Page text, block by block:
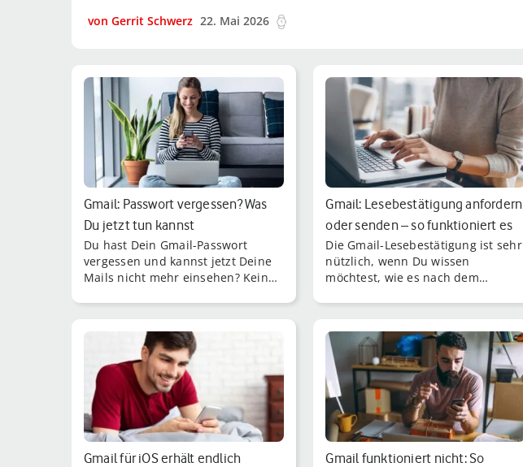
von Gerrit Schwerz 22. Mai 2026
Gmail: Passwort vergessen? Was
Du jetzt tun kannst
Du hast Dein Gmail-Passwort
vergessen und kannst jetzt Deine
Mails nicht mehr einsehen? Keine
Gmail: Lesebestätigung anfordern
oder senden – so funktioniert es
Die Gmail-Lesebestätigung ist sehr
nützlich, wenn Du wissen
möchtest, wie es nach dem
Gmail für iOS erhält endlich
Gmail funktioniert nicht: So